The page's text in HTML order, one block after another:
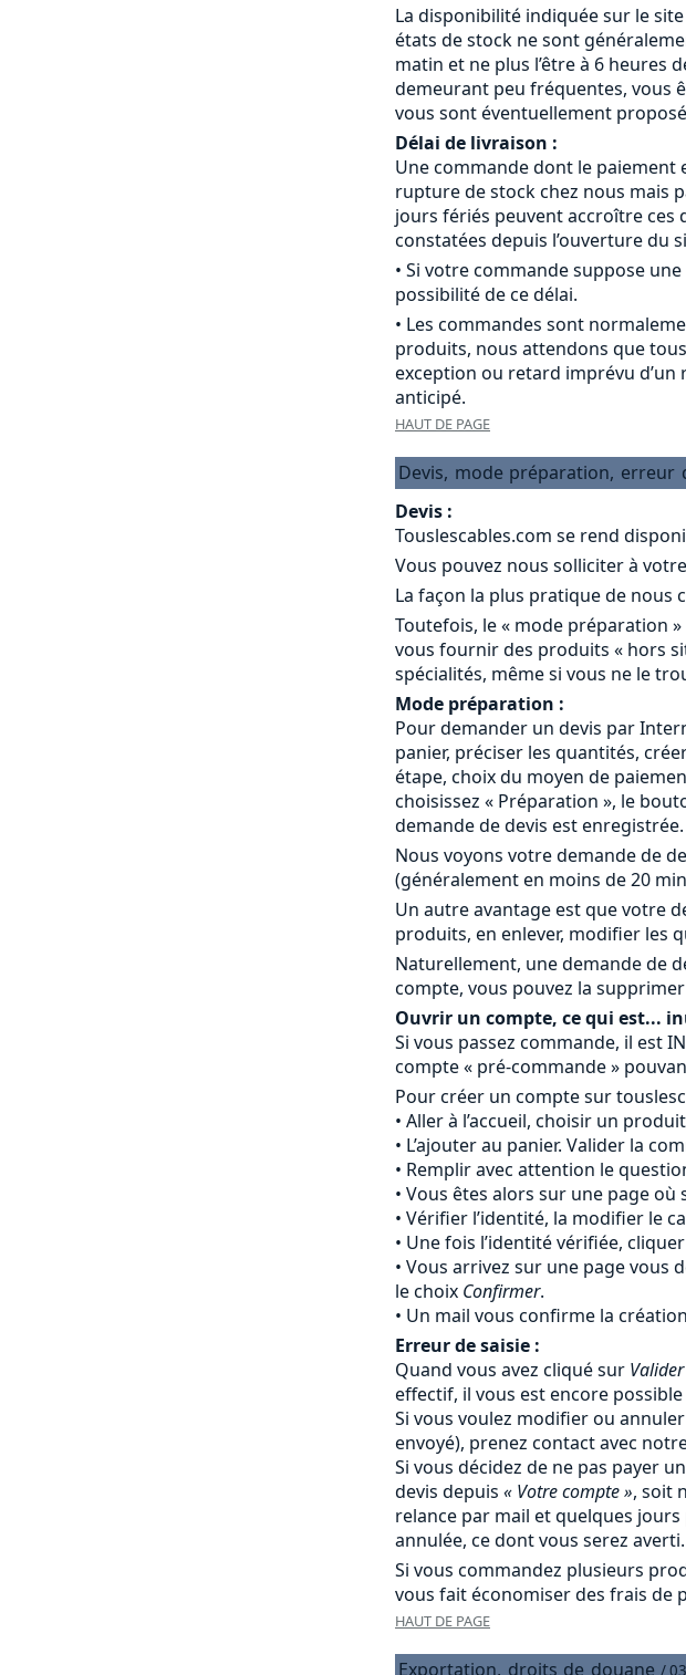
La disponibilité indiquée sur le
états de stock ne sont
matin et ne plus l’être à 6 heures
demeurant peu fréquentes, vous
vous sont éventuellement
Délai de livraison :
Une commande dont le paiement
rupture de stock chez nous mais
jours fériés peuvent accroître ces
constatées depuis l’ouverture du
• Si votre commande suppose
possibilité de ce délai.
• Les commandes sont
produits, nous attendons que
exception ou retard imprévu
anticipé.
HAUT DE PAGE
Devis, mode préparation, erreur
Devis :
Touslescables.com se rend
Vous pouvez nous solliciter à
La façon la plus pratique de nous
Toutefois, le « mode préparation
vous fournir des produits « hors
spécialités, même si vous ne le
Mode préparation :
Pour demander un devis par
panier, préciser les quantités,
étape, choix du moyen de
choisissez « Préparation », le
demande de devis est enregistrée.
Nous voyons votre demande de
(généralement en moins de 20
Un autre avantage est que votre
produits, en enlever, modifier les
Naturellement, une demande de
compte, vous pouvez la
Ouvrir un compte, ce qui est...
Si vous passez commande, il est
compte « pré-commande »
Pour créer un compte sur
Aller à l’accueil, choisir un
L’ajouter au panier. Valider la
Remplir avec attention le
Vous êtes alors sur une page
Vérifier l’identité, la modifier le
Une fois l’identité vérifiée,
Vous arrivez sur une page vous
le choix Confirmer.
Un mail vous confirme la
Erreur de saisie :
Quand vous avez cliqué sur
effectif, il vous est encore
Si vous voulez modifier ou
envoyé), prenez contact avec
Si vous décidez de ne pas payer
devis depuis « Votre compte », soit
relance par mail et quelques
annulée, ce dont vous serez averti.
Si vous commandez plusieurs
vous fait économiser des frais de
HAUT DE PAGE
Exportation, droits de douane / 03